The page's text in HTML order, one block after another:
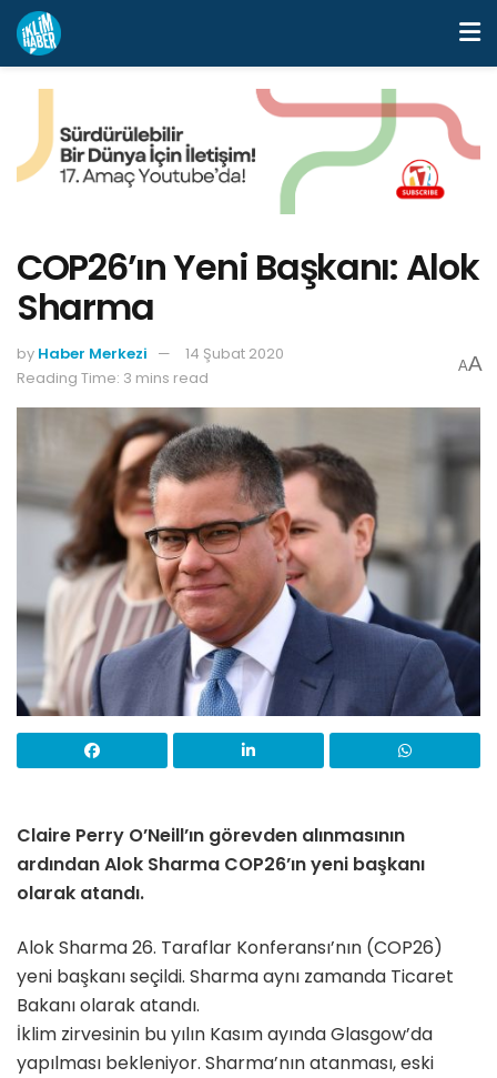
COP26’ın Yeni Başkanı: Alok
Sharma
by Haber Merkezi
14 Şubat 2020
Reading Time: 3 mins read
AA
Claire Perry O’Neill’ın görevden alınmasının
ardından Alok Sharma COP26’ın yeni başkanı
olarak atandı.
Alok Sharma 26. Taraflar Konferansı’nın (COP26)
yeni başkanı seçildi. Sharma aynı zamanda Ticaret
Bakanı olarak atandı.
İklim zirvesinin bu yılın Kasım ayında Glasgow’da
yapılması bekleniyor. Sharma’nın atanması, eski